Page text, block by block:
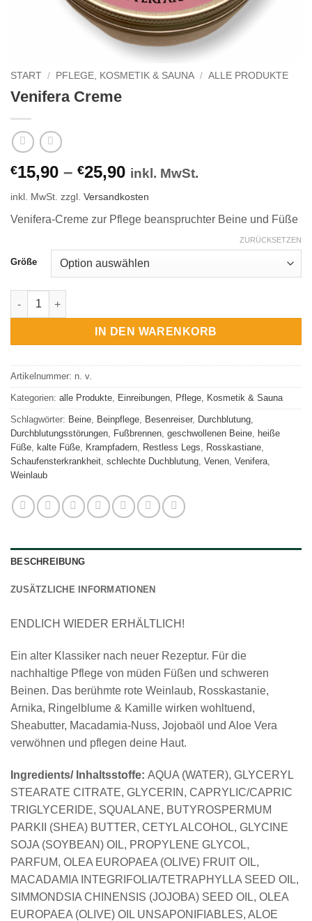
START / PFLEGE, KOSMETIK & SAUNA / ALLE PRODUKTE
Venifera Creme
€15,90 – €25,90 inkl. MwSt.
inkl. MwSt. zzgl. Versandkosten
Venifera-Creme zur Pflege beanspruchter Beine und Füße
Größe
ZURÜCKSETZEN
Venifera Creme Menge
IN DEN WARENKORB
Artikelnummer: n. v.
Kategorien: alle Produkte, Einreibungen, Pflege, Kosmetik & Sauna
Schlagwörter: Beine, Beinpflege, Besenreiser, Durchblutung,
Durchblutungsstörungen, Fußbrennen, geschwollenen Beine, heiße
Füße, kalte Füße, Krampfadern, Restless Legs, Rosskastiane,
Schaufensterkrankheit, schlechte Duchblutung, Venen, Venifera,
Weinlaub
BESCHREIBUNG
ZUSÄTZLICHE INFORMATIONEN
ENDLICH WIEDER ERHÄLTLICH!
Ein alter Klassiker nach neuer Rezeptur. Für die
nachhaltige Pflege von müden Füßen und schweren
Beinen. Das berühmte rote Weinlaub, Rosskastanie,
Arnika, Ringelblume & Kamille wirken wohltuend,
Sheabutter, Macadamia-Nuss, Jojobaöl und Aloe Vera
verwöhnen und pflegen deine Haut.
Ingredients/ Inhaltsstoffe: AQUA (WATER), GLYCERYL
STEARATE CITRATE, GLYCERIN, CAPRYLIC/CAPRIC
TRIGLYCERIDE, SQUALANE, BUTYROSPERMUM
PARKII (SHEA) BUTTER, CETYL ALCOHOL, GLYCINE
SOJA (SOYBEAN) OIL, PROPYLENE GLYCOL,
PARFUM, OLEA EUROPAEA (OLIVE) FRUIT OIL,
MACADAMIA INTEGRIFOLIA/TETRAPHYLLA SEED OIL,
SIMMONDSIA CHINENSIS (JOJOBA) SEED OIL, OLEA
EUROPAEA (OLIVE) OIL UNSAPONIFIABLES, ALOE